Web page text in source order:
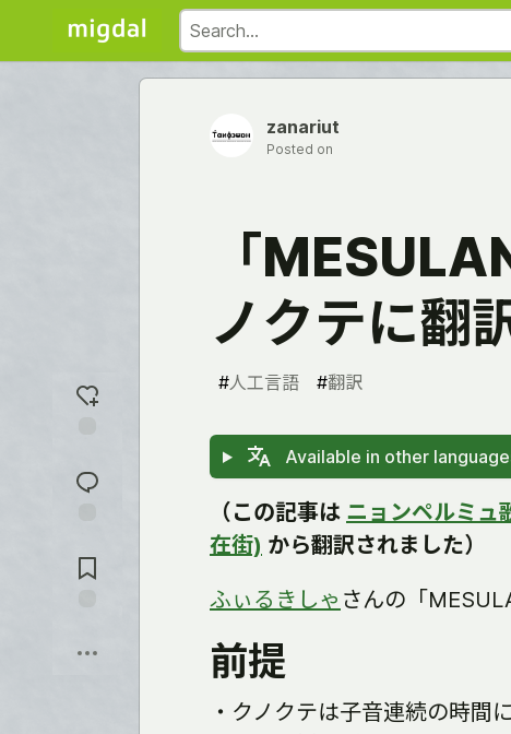
reaction
Comments
zanariut
Posted on
「
ノクテに翻
#人工言語 #翻訳
Available in other
（この記事は ニョンペルミュ
在街) から翻訳されました）
ふぃるきしゃ さんの「
前提
・クノクテは子音連続の時間